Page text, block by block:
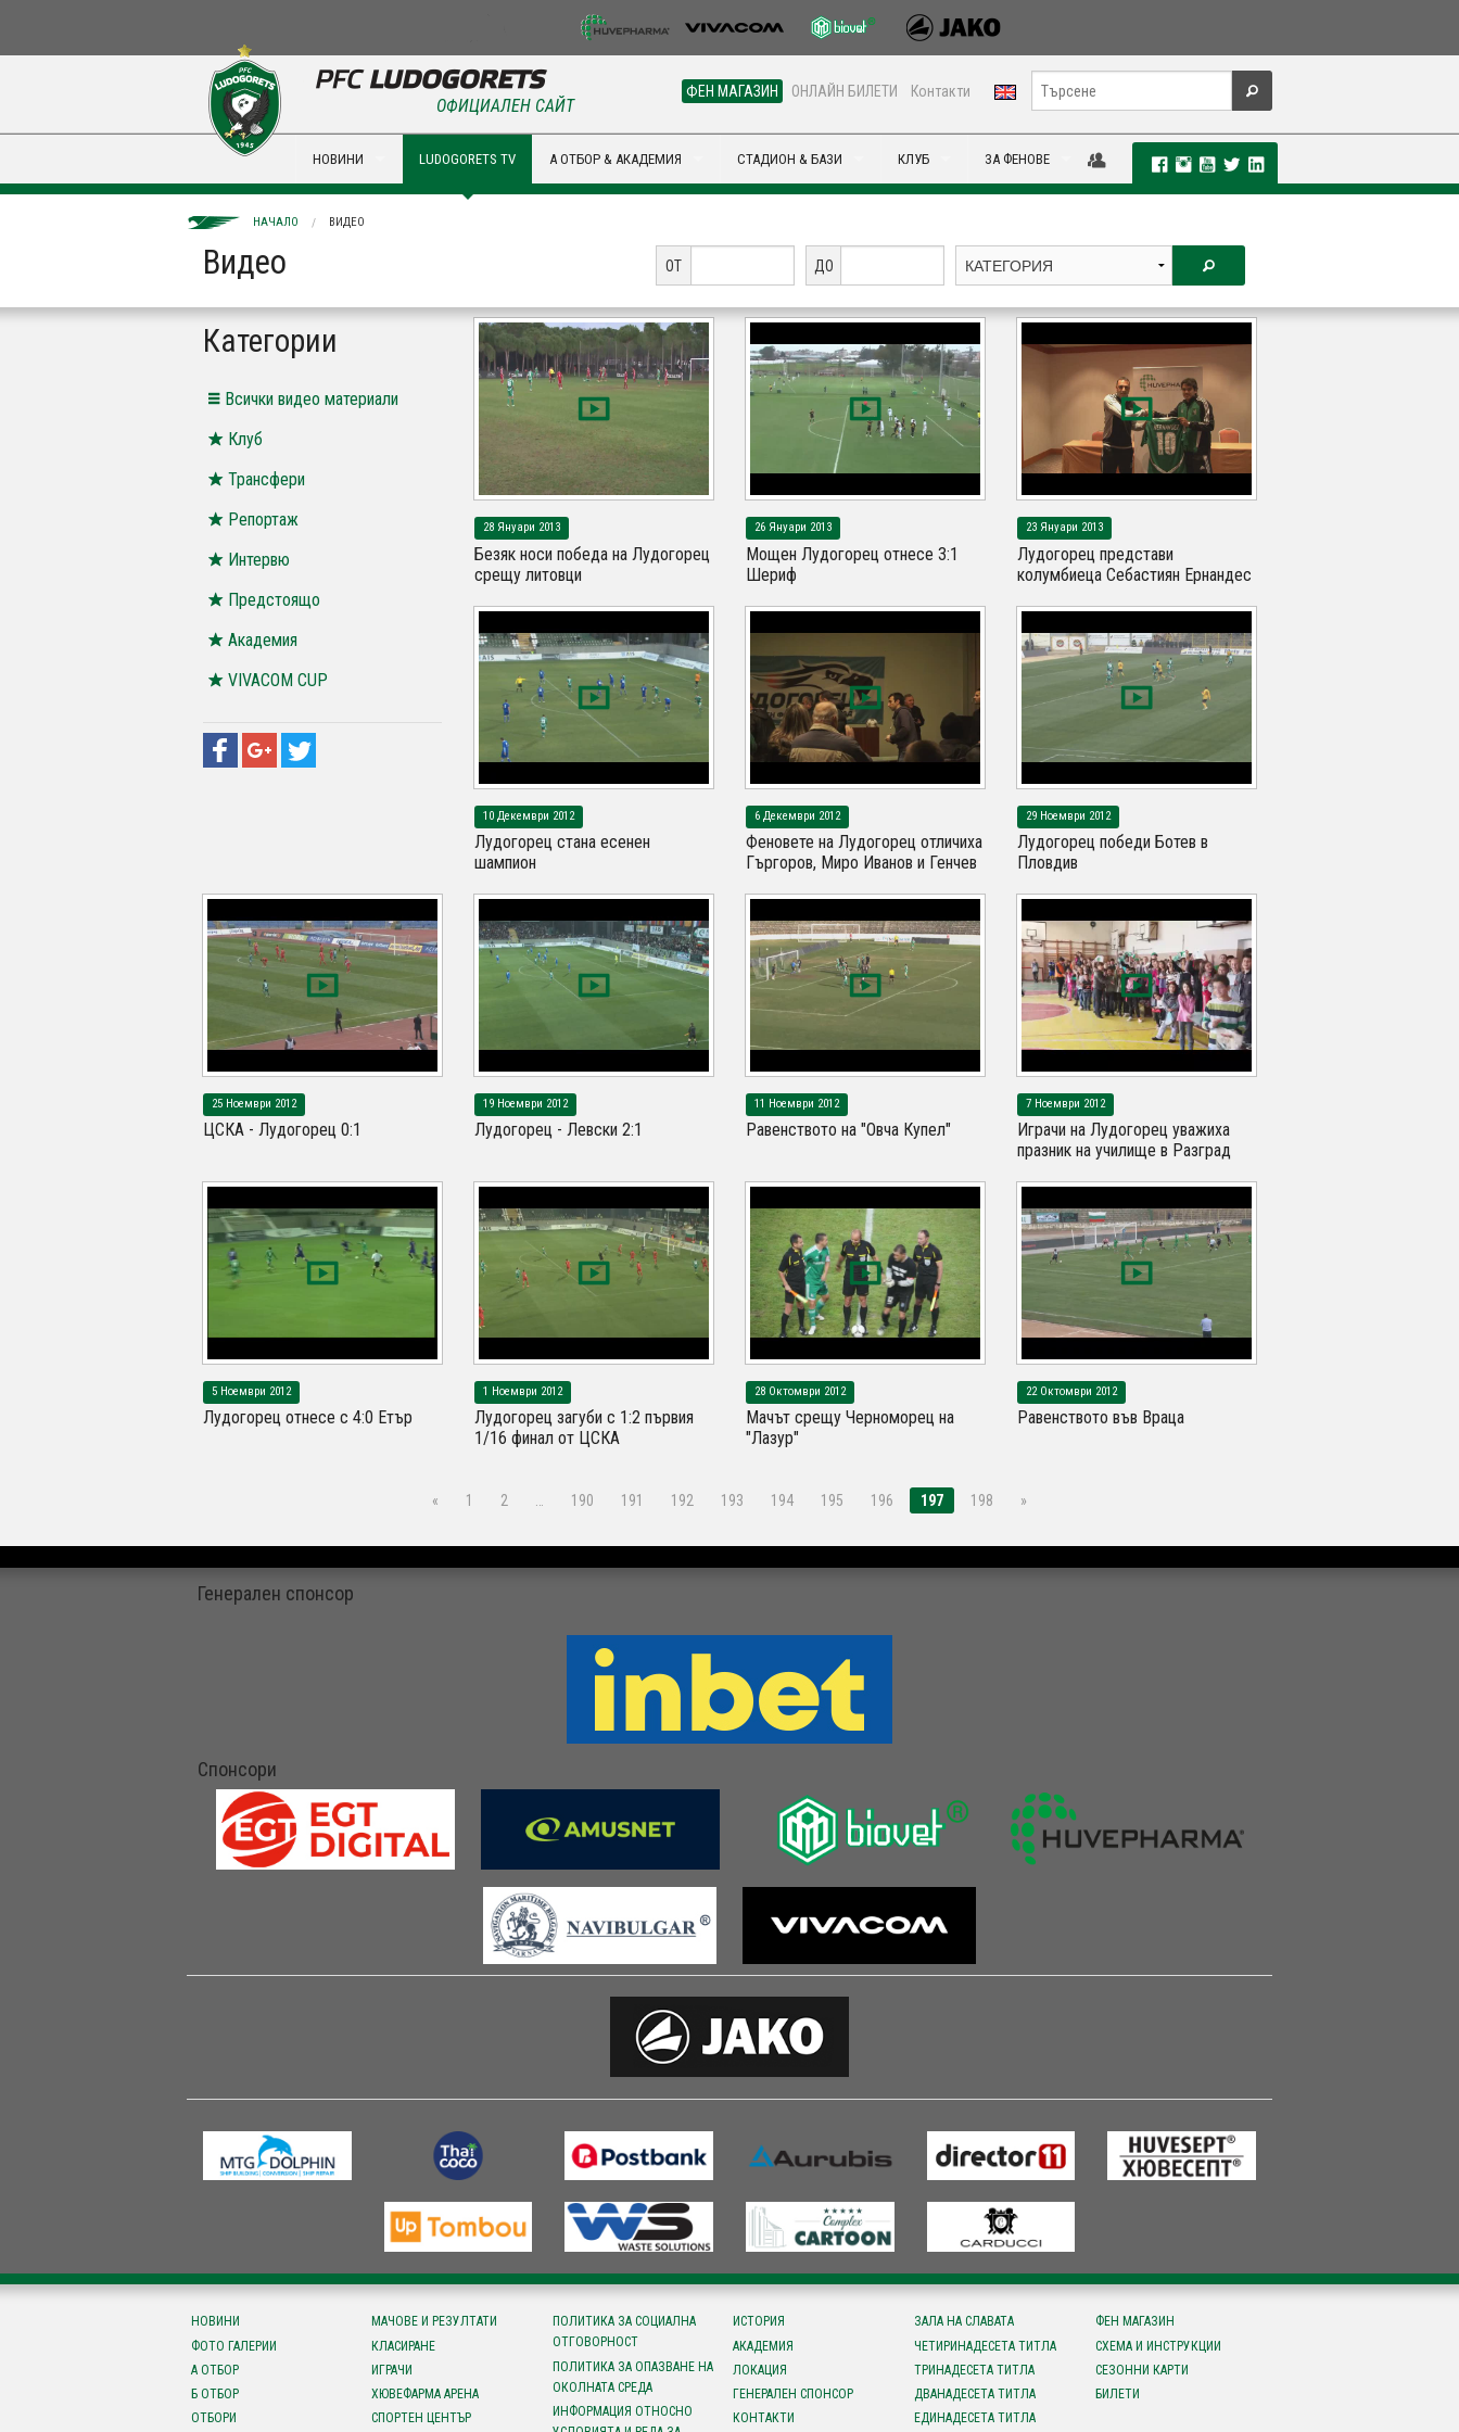
ФЕН МАГАЗИН ОНЛАЙН БИЛЕТИ Контакти
ОФИЦИАЛЕН САЙТ
НОВИНИ LUDOGORETS TV А ОТБОР & АКАДЕМИЯ СТАДИОН & БАЗИ КЛУБ ЗА ФЕНОВЕ
НАЧАЛО ВИДЕО
Видео ОТ ДО
Категории
Всички видео материали
Клуб
Трансфери
Репортаж
Интервю
Предстоящо
Академия
VIVACOM CUP
28 Януари 2013
Безяк носи победа на Лудогорец
срещу литовци
26 Януари 2013
Мощен Лудогорец отнесе 3:1
Шериф
23 Януари 2013
Лудогорец представи
колумбиеца Себастиян Ернандес
10 Декември 2012
Лудогорец стана есенен
шампион
6 Декември 2012
Феновете на Лудогорец отличиха
Гъргоров, Миро Иванов и Генчев
29 Ноември 2012
Лудогорец победи Ботев в
Пловдив
25 Ноември 2012
ЦСКА - Лудогорец 0:1
19 Ноември 2012
Лудогорец - Левски 2:1
11 Ноември 2012
Равенството на "Овча Купел"
7 Ноември 2012
Играчи на Лудогорец уважиха
празник на училище в Разград
5 Ноември 2012
Лудогорец отнесе с 4:0 Етър
1 Ноември 2012
Лудогорец загуби с 1:2 първия
1/16 финал от ЦСКА
28 Октомври 2012
Мачът срещу Черноморец на
"Лазур"
22 Октомври 2012
Равенството във Враца
« 1 2 190 191 192 193 194 195 196 197 198 »
Генерален спонсор
Спонсори
НОВИНИ
ФОТО ГАЛЕРИИ
А ОТБОР
Б ОТБОР
ОТБОРИ
МАЧОВЕ И РЕЗУЛТАТИ
КЛАСИРАНЕ
ИГРАЧИ
ХЮВЕФАРМА АРЕНА
СПОРТЕН ЦЕНТЪР
ПОЛИТИКА ЗА СОЦИАЛНА
ОТГОВОРНОСТ
ПОЛИТИКА ЗА ОПАЗВАНЕ НА
ОКОЛНАТА СРЕДА
ИНФОРМАЦИЯ ОТНОСНО
ИСТОРИЯ
АКАДЕМИЯ
ЛОКАЦИЯ
ГЕНЕРАЛЕН СПОНСОР
КОНТАКТИ
ЗАЛА НА СЛАВАТА
ЧЕТИРИНАДЕСЕТА ТИТЛА
ТРИНАДЕСЕТА ТИТЛА
ДВАНАДЕСЕТА ТИТЛА
ЕДИНАДЕСЕТА ТИТЛА
ФЕН МАГАЗИН
СХЕМА И ИНСТРУКЦИИ
СЕЗОННИ КАРТИ
БИЛЕТИ